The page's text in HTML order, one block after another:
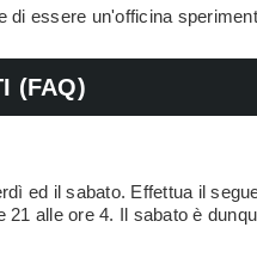
di essere un'officina
(FAQ)
ed il sabato. Effettua il
21 alle ore 4. Il sabato è